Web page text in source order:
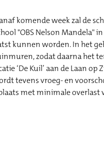
komende week zal de
"OBS Nelson Mandela"
kunnen worden. In het
zodat daarna het
‘De Kuil’ aan de Laan op
tevens vroeg- en
met minimale overlast